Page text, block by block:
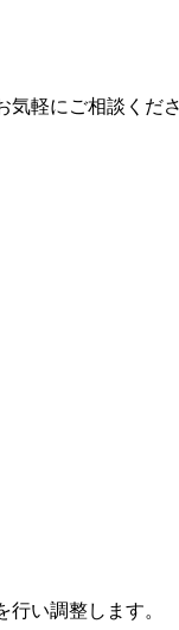
軽にご相談くださ
い調整します。